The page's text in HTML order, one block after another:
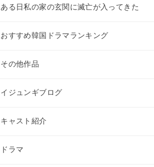
ある日私の家の玄関に滅亡が入ってきた
おすすめ韓国ドラマランキング
その他作品
イジュンギブログ
キャスト紹介
ドラマ